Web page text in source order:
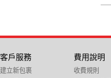
客戶服務
建立新包裹
費用說明
收費規則